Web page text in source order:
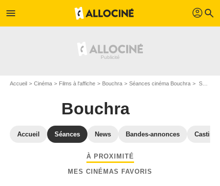
menu profil search
Accueil Cinéma Films à l'affiche Bouchra Séances cinéma Bouchra Séances et horaires Bouchra à Paris
Bouchra
Accueil Séances News Bandes-annonces Casting
À PROXIMITÉ
MES CINÉMAS FAVORIS